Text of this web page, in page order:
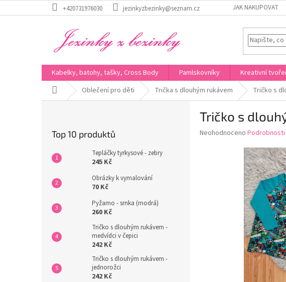
na
+420731976030 jezinkyzbezinky@seznam.cz JAK NAKUPOVAT
Kabelky, batohy, tašky, Cross Body Pamlskovníky Kreativní
Domů Oblečení pro děti Trička s dlouhým rukávem Tričko s
Top 10 produktů
Tepláčky tyrkysové - zebry
245 Kč
Obrázky k vymalování
70 Kč
Pyžamo - srnka (modrá)
260 Kč
Tričko s dlouhým rukávem -
medvídci v čepici
242 Kč
Tričko s dlouhým rukávem -
jednorožci
242 Kč
Tričko s
Průměrné
Neohodnoceno